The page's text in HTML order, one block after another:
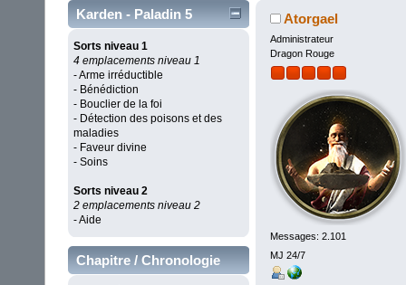
Karden - Paladin 5
Sorts niveau 1
4 emplacements niveau 1
- Arme irréductible
- Bénédiction
- Bouclier de la foi
- Détection des poisons et des
maladies
- Faveur divine
- Soins
Sorts niveau 2
2 emplacements niveau 2
- Aide
Chapitre / Chronologie
Atorgael
Administrateur
Dragon Rouge
Messages: 2.101
MJ 24/7